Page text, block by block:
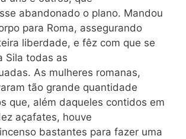
abandonado o plano. Mandou
para Roma, assegurando
liberdade, e fêz com que se
Sila todas as
As mulheres romanas,
tão grande quantidade
que, além daqueles contidos em
açafates, houve
bastantes para fazer uma